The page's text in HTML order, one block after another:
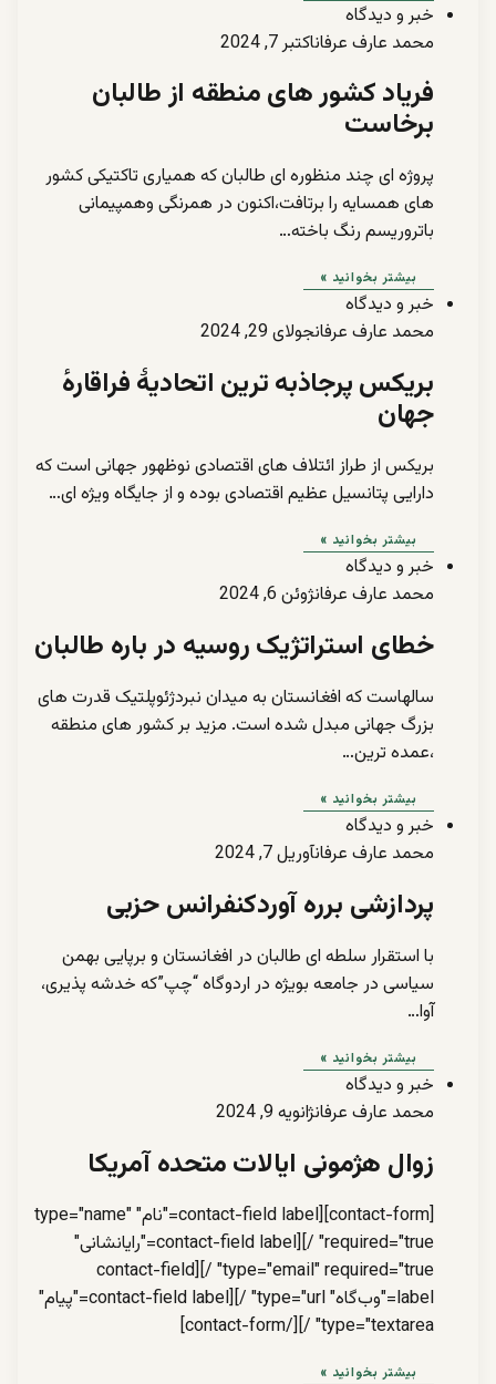
خبر و دیدگاه
محمد عارف عرفاناکتبر 7, 2024
فریاد کشور های منطقه از طالبان
برخاست
پروژه ای چند منظوره ای طالبان که همیاری تاکتیکی کشور
های همسایه را برتافت،اکنون در همرنگی وهمپیمانی
باتروریسم رنگ باخته…
بیشتر بخوانید »
خبر و دیدگاه
محمد عارف عرفانجولای 29, 2024
بریکس پرجاذبه ترین اتحادیۀ فراقارهٔ
جهان
بریکس از طراز ائتلاف های اقتصادی نوظهور جهانی است که
دارایی پتانسیل عظیم اقتصادی بوده و از جایگاه ویژه ای…
بیشتر بخوانید »
خبر و دیدگاه
محمد عارف عرفانژوئن 6, 2024
خطای استراتژیک روسیه در باره طالبان
سالهاست که افغانستان به میدان نبردژئوپلتیک قدرت های
بزرگ جهانی مبدل شده است. مزید بر کشور های منطقه
،عمده ترین…
بیشتر بخوانید »
خبر و دیدگاه
محمد عارف عرفانآوریل 7, 2024
پردازشی برره آوردکنفرانس حزبی
با استقرار سلطه ای طالبان در افغانستان و برپایی بهمن
سیاسی در جامعه بویژه در اردوگاه “چپ”که خدشه پذیری،
آوا…
بیشتر بخوانید »
خبر و دیدگاه
محمد عارف عرفانژانویه 9, 2024
زوال هژمونی ایالات متحده آمریکا
[contact-form][contact-field label="نام" type="name"
required="true" /][contact-field label="رایانشانی"
type="email" required="true" /][contact-field
label="وب‌گاه" type="url" /][contact-field label="پیام"
type="textarea" /][/contact-form]
بیشتر بخوانید »